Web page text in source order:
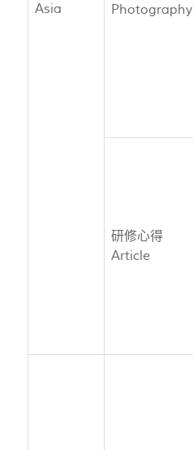
Asia
Photography
研修心得
Article